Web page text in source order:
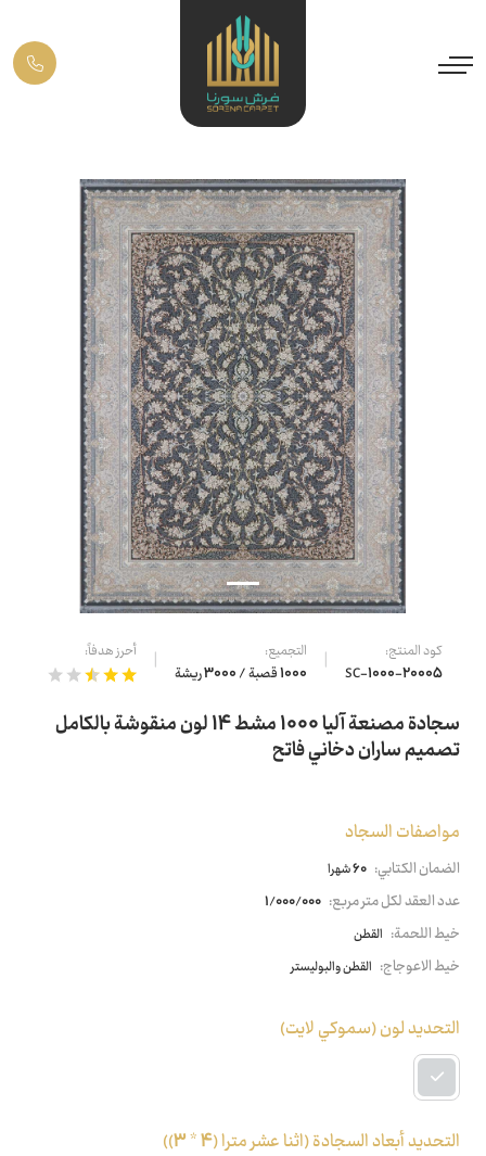
Next
كود المنتج:
SC-1000-20005
التجميع:
1000 قصبة / 3000 ريشة
أحرز هدفاً:
سجادة مصنعة آليا 1000 مشط 14 لون منقوشة بالكامل
تصميم ساران دخاني فاتح
مواصفات السجاد
الضمان الكتابي: 60 شهرا
عدد العقد لكل متر مربع: 1/000/000
خيط اللحمة: القطن
خيط الاعوجاج: القطن والبوليستر
التحديد لون(سموكي لايت)
التحديد أبعاد السجادة(اثنا عشر مترا (4 * 3))